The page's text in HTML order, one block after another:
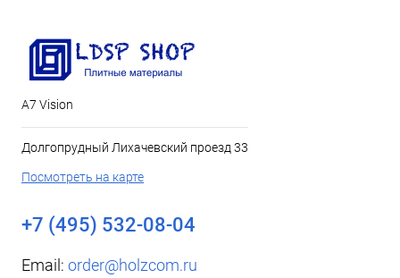
А7 Vision
Долгопрудный Лихачевский проезд 33
Посмотреть на карте
+7 (495) 532-08-04
Email: order@holzcom.ru